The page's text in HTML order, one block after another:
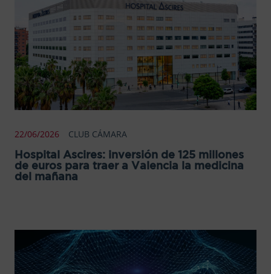
22/06/2026 CLUB CÁMARA
Hospital Ascires: inversión de 125 millones
de euros para traer a Valencia la medicina
del mañana